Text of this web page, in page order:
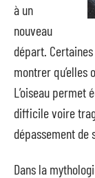
à un
nouveau
départ.
montrer qu’elles
L’oiseau permet
difficile voire
dépassement de
Dans la